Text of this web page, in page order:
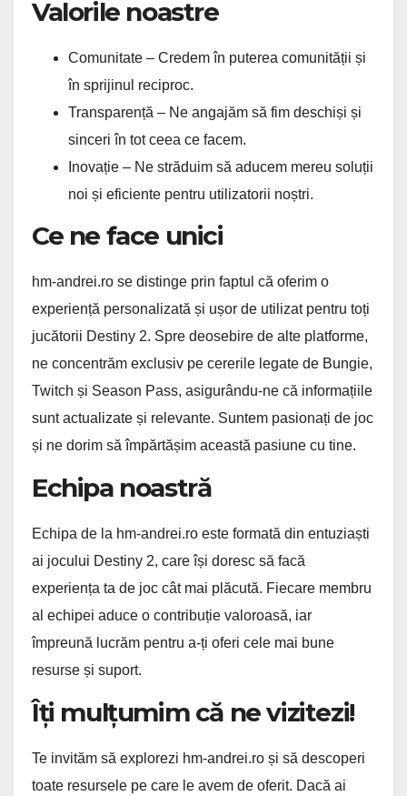
Valorile noastre
Comunitate – Credem în puterea comunității și
în sprijinul reciproc.
Transparență – Ne angajăm să fim deschiși și
sinceri în tot ceea ce facem.
Inovație – Ne străduim să aducem mereu soluții
noi și eficiente pentru utilizatorii noștri.
Ce ne face unici
hm-andrei.ro se distinge prin faptul că oferim o
experiență personalizată și ușor de utilizat pentru toți
jucătorii Destiny 2. Spre deosebire de alte platforme,
ne concentrăm exclusiv pe cererile legate de Bungie,
Twitch și Season Pass, asigurându-ne că informațiile
sunt actualizate și relevante. Suntem pasionați de joc
și ne dorim să împărtășim această pasiune cu tine.
Echipa noastră
Echipa de la hm-andrei.ro este formată din entuziaști
ai jocului Destiny 2, care își doresc să facă
experiența ta de joc cât mai plăcută. Fiecare membru
al echipei aduce o contribuție valoroasă, iar
împreună lucrăm pentru a-ți oferi cele mai bune
resurse și suport.
Îți mulțumim că ne vizitezi!
Te invităm să explorezi hm-andrei.ro și să descoperi
toate resursele pe care le avem de oferit. Dacă ai